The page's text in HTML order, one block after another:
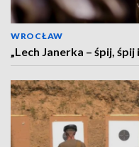
WROCŁAW
„Lech Janerka – śpij, śpij